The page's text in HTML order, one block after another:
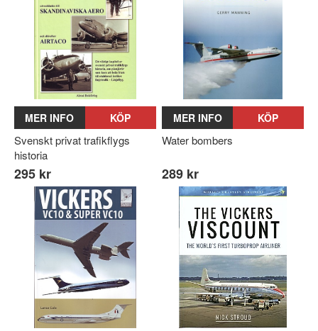
MER INFO KÖP
Svenskt privat trafikflygs
historia
295 kr
MER INFO KÖP
Water bombers
289 kr